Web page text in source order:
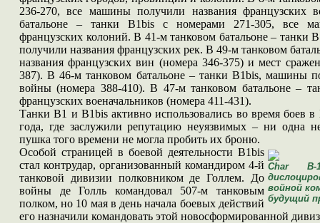
236-270, все машины получили названия французских
батальоне – танки B1bis с номерами 271-305, все
французских колоний. В 41-м танковом батальоне – танки
получили названия французских рек. В 49-м танковом
названия французских вин (номера 346-375) и мест
387). В 46-м танковом батальоне – танки B1bis, машины
войны (номера 388-410). В 47-м танковом батальоне –
французских военачальников (номера 411-431).
Танки B1 и B1bisактивно использовались во время боев
года, где заслужили репутацию неуязвимых – ни одна
пушка того времени не могла пробить их броню.
Char B-
войной
будущий
Особой страницей в боевой деятельности B1bis
стал контрудар, организованный командиром 4-й
танковой дивизии полковником де Голлем. До
войны де Голль командовал 507-м танковым
полком, но 10 мая в день начала боевых действий
его назначили командовать этой новосформированной